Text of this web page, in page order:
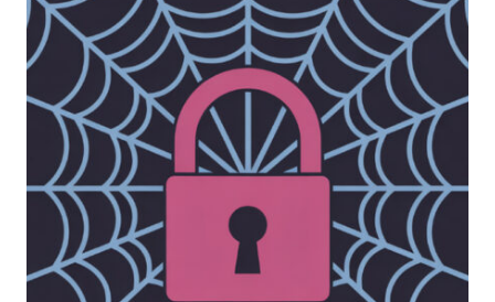
CYBER
RESILIENCE
LIFECYCLE
DI
REEVO